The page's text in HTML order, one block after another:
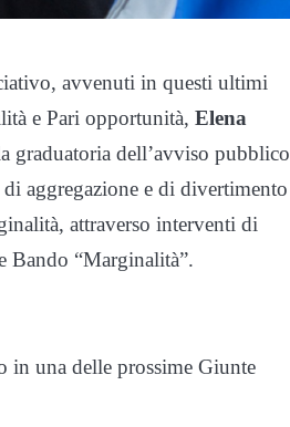
avvenuti in questi ultimi
e Pari opportunità, Elena
graduatoria dell’avviso pubblico
aggregazione e di divertimento
attraverso interventi di
Bando “Marginalità”.
in una delle prossime Giunte